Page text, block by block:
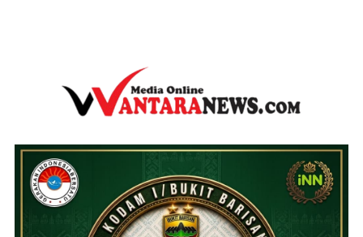
wantaranews.com